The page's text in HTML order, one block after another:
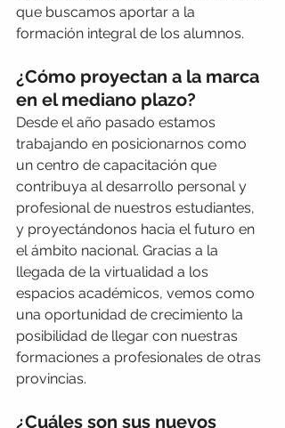
que buscamos aportar a la
formación integral de los alumnos.
¿Cómo proyectan a la marca
en el mediano plazo?
Desde el año pasado estamos
trabajando en posicionarnos como
un centro de capacitación que
contribuya al desarrollo personal y
profesional de nuestros estudiantes,
y proyectándonos hacia el futuro en
el ámbito nacional. Gracias a la
llegada de la virtualidad a los
espacios académicos, vemos como
una oportunidad de crecimiento la
posibilidad de llegar con nuestras
formaciones a profesionales de otras
provincias.
¿Cuáles son sus nuevos